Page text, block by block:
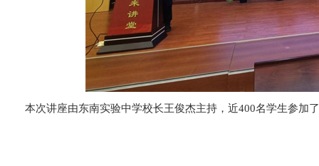
本次讲座由东南实验中学校长王俊杰主持，近400名学生参加